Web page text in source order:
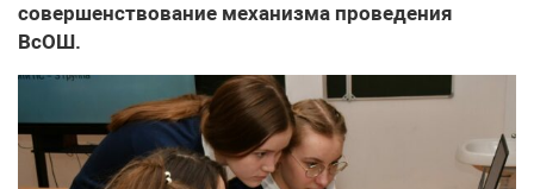
совершенствование механизма проведения
ВсОШ.